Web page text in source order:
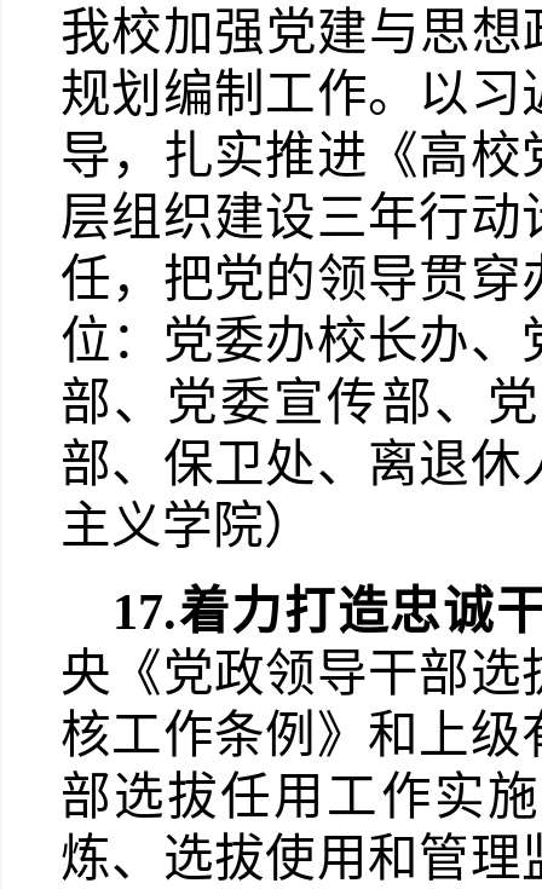
我校加强党建与思想
规划编制工作。以
导，扎实推进《高
层组织建设三年行
任，把党的领导贯
位：党委办校长办
部、党委宣传部、
部、保卫处、离退
主义学院）
17.着力打造忠诚
央《党政领导干部
核工作条例》和上
部选拔任用工作实
炼、选拔使用和管理